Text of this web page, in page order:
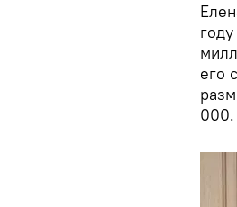
его
000.